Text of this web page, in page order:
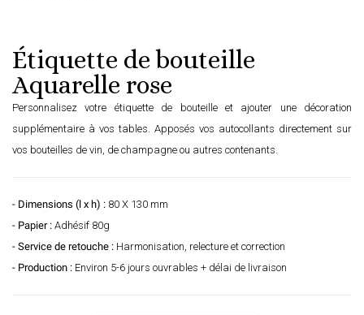
Étiquette de bouteille
Aquarelle rose
Personnalisez votre étiquette de bouteille et ajouter une décoration
supplémentaire à vos tables. Apposés vos autocollants directement sur
vos bouteilles de vin, de champagne ou autres contenants.
- Dimensions (l x h) : 80 X 130 mm
- Papier : Adhésif 80g
- Service de retouche : Harmonisation, relecture et correction
- Production : Environ 5-6 jours ouvrables + délai de livraison